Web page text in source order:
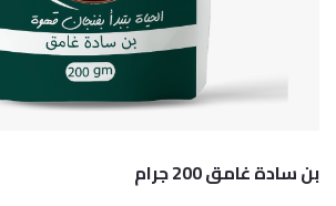
بن سادة غامق 200 جرام